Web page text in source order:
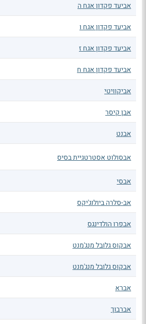
אביעד פקדון אגח ה
אביעד פקדון אגח ו
אביעד פקדון אגח ז
אביעד פקדון אגח ח
אביקוויטי
אבן קיסר
אבנט
אבסולוט אסטרטגיית בסיס
אבסי
אב-סלרה ביולוג'יקס
אבפרו הולדינגס
אבקוס גלובל מנג'מנט
אבקוס גלובל מנג'מנט
אברא
אברבוך